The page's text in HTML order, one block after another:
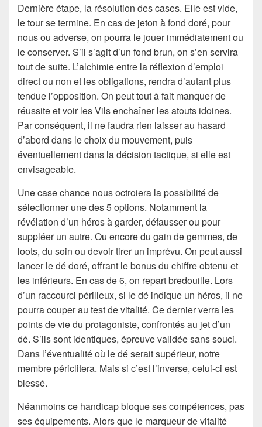
Dernière étape, la résolution des cases. Elle est vide,
le tour se termine. En cas de jeton à fond doré, pour
nous ou adverse, on pourra le jouer immédiatement ou
le conserver. S’il s’agit d’un fond brun, on s’en servira
tout de suite. L’alchimie entre la réflexion d’emploi
direct ou non et les obligations, rendra d’autant plus
tendue l’opposition. On peut tout à fait manquer de
réussite et voir les Vils enchaîner les atouts idoines.
Par conséquent, il ne faudra rien laisser au hasard
d’abord dans le choix du mouvement, puis
éventuellement dans la décision tactique, si elle est
envisageable.
Une case chance nous octroiera la possibilité de
sélectionner une des 5 options. Notamment la
révélation d’un héros à garder, défausser ou pour
suppléer un autre. Ou encore du gain de gemmes, de
loots, du soin ou devoir tirer un imprévu. On peut aussi
lancer le dé doré, offrant le bonus du chiffre obtenu et
les inférieurs. En cas de 6, on repart bredouille. Lors
d’un raccourci périlleux, si le dé indique un héros, il ne
pourra couper au test de vitalité. Ce dernier verra les
points de vie du protagoniste, confrontés au jet d’un
dé. S’ils sont identiques, épreuve validée sans souci.
Dans l’éventualité où le dé serait supérieur, notre
membre périclitera. Mais si c’est l’inverse, celui-ci est
blessé.
Néanmoins ce handicap bloque ses compétences, pas
ses équipements. Alors que le marqueur de vitalité